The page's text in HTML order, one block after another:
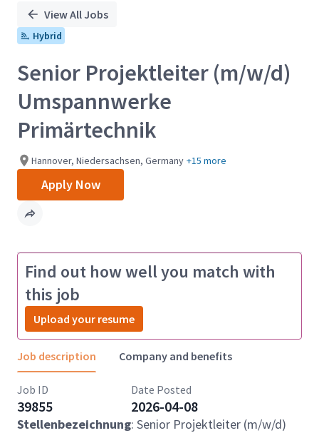
View All Jobs
Hybrid
Senior Projektleiter (m/w/d)
Umspannwerke
Primärtechnik
Hannover, Niedersachsen, Germany +15 more
Apply Now
Find out how well you match with
this job
Upload your resume
Job description Company and benefits
Job ID
39855
Date Posted
2026-04-08
Stellenbezeichnung: Senior Projektleiter (m/w/d)